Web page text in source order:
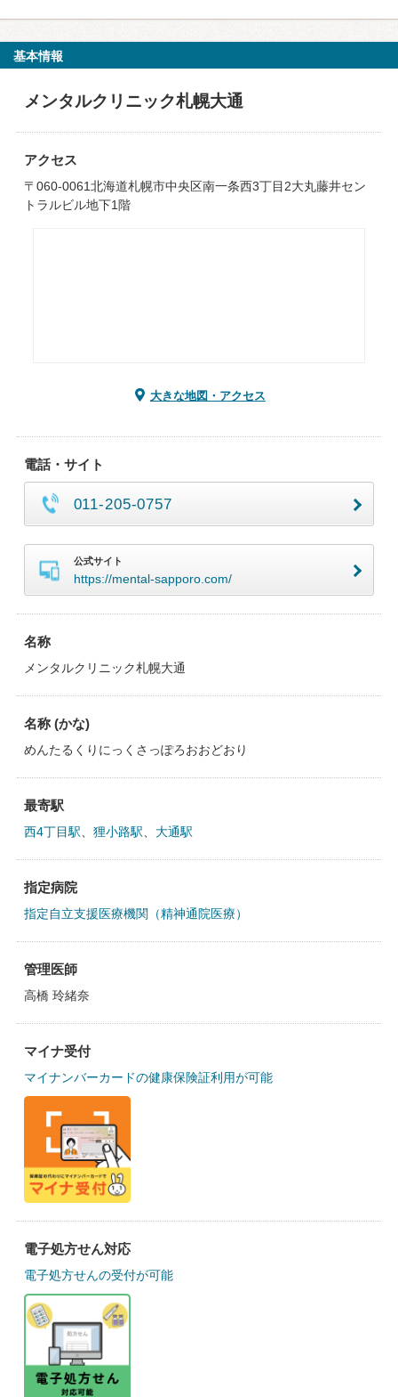
基本情報
メンタルクリニック札幌大通
アクセス
〒060-0061北海道札幌市中央区南一条西3丁目2大丸藤井セン
トラルビル地下1階
大きな地図・アクセス
電話・サイト
011-205-0757
公式サイト
https://mental-sapporo.com/
名称
メンタルクリニック札幌大通
名称 (かな)
めんたるくりにっくさっぽろおおどおり
最寄駅
西4丁目駅 狸小路駅 大通駅
指定病院
指定自立支援医療機関（精神通院医療）
管理医師
高橋 玲緒奈
マイナ受付
マイナンバーカードの健康保険証利用が可能
電子処方せん対応
電子処方せんの受付が可能